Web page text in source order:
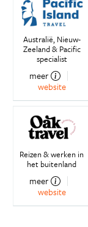
Australië, Nieuw-
Zeeland & Pacific
specialist
meer
website
Reizen & werken in
het buitenland
meer
website